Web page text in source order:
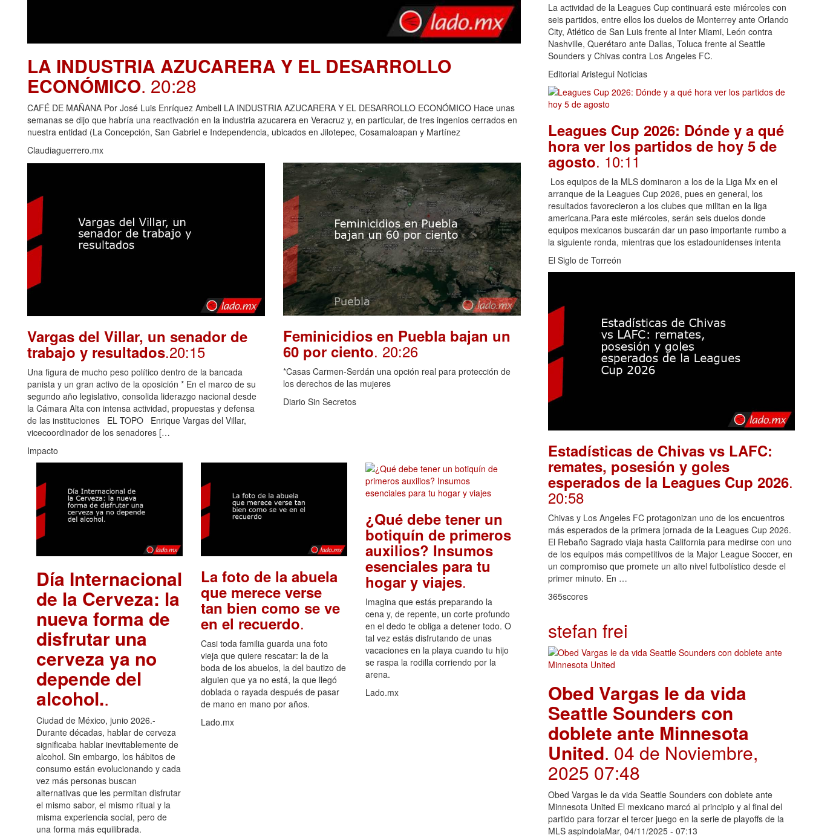
LA INDUSTRIA AZUCARERA Y EL DESARROLLO
ECONÓMICO. 20:28
CAFÉ DE MAÑANA Por José Luis Enríquez Ambell LA INDUSTRIA AZUCARERA Y EL DESARROLLO ECONÓMICO Hace unas
semanas se dijo que habría una reactivación en la industria azucarera en Veracruz y, en particular, de tres ingenios cerrados en
nuestra entidad (La Concepción, San Gabriel e Independencia, ubicados en Jilotepec, Cosamaloapan y Martínez
Claudiaguerrero.mx
Vargas del Villar, un senador de
trabajo y resultados.20:15
Una figura de mucho peso político dentro de la bancada
panista y un gran activo de la oposición * En el marco de su
segundo año legislativo, consolida liderazgo nacional desde
la Cámara Alta con intensa actividad, propuestas y defensa
de las instituciones EL TOPO Enrique Vargas del Villar,
vicecoordinador de los senadores […
Impacto
Feminicidios en Puebla bajan un
60 por ciento. 20:26
*Casas Carmen-Serdán una opción real para protección de
los derechos de las mujeres
Diario Sin Secretos
Día Internacional
de la Cerveza: la
nueva forma de
disfrutar una
cerveza ya no
depende del
alcohol..
Ciudad de México, junio 2026.-
Durante décadas, hablar de cerveza
significaba hablar inevitablemente de
alcohol. Sin embargo, los hábitos de
consumo están evolucionando y cada
vez más personas buscan
alternativas que les permitan disfrutar
el mismo sabor, el mismo ritual y la
misma experiencia social, pero de
una forma más equilibrada.
La foto de la abuela
que merece verse
tan bien como se ve
en el recuerdo.
Casi toda familia guarda una foto
vieja que quiere rescatar: la de la
boda de los abuelos, la del bautizo de
alguien que ya no está, la que llegó
doblada o rayada después de pasar
de mano en mano por años.
Lado.mx
¿Qué debe tener un
botiquín de primeros
auxilios? Insumos
esenciales para tu
hogar y viajes.
Imagina que estás preparando la
cena y, de repente, un corte profundo
en el dedo te obliga a detener todo. O
tal vez estás disfrutando de unas
vacaciones en la playa cuando tu hijo
se raspa la rodilla corriendo por la
arena.
Lado.mx
La actividad de la Leagues Cup continuará este miércoles con
seis partidos, entre ellos los duelos de Monterrey ante Orlando
City, Atlético de San Luis frente al Inter Miami, León contra
Nashville, Querétaro ante Dallas, Toluca frente al Seattle
Sounders y Chivas contra Los Angeles FC.
Editorial Aristegui Noticias
Leagues Cup 2026: Dónde y a qué
hora ver los partidos de hoy 5 de
agosto. 10:11
Los equipos de la MLS dominaron a los de la Liga Mx en el
arranque de la Leagues Cup 2026, pues en general, los
resultados favorecieron a los clubes que militan en la liga
americana.Para este miércoles, serán seis duelos donde
equipos mexicanos buscarán dar un paso importante rumbo a
la siguiente ronda, mientras que los estadounidenses intenta
El Siglo de Torreón
Estadísticas de Chivas vs LAFC:
remates, posesión y goles
esperados de la Leagues Cup 2026.
20:58
Chivas y Los Angeles FC protagonizan uno de los encuentros
más esperados de la primera jornada de la Leagues Cup 2026.
El Rebaño Sagrado viaja hasta California para medirse con uno
de los equipos más competitivos de la Major League Soccer, en
un compromiso que promete un alto nivel futbolístico desde el
primer minuto. En …
365scores
stefan frei
Obed Vargas le da vida
Seattle Sounders con
doblete ante Minnesota
United. 04 de Noviembre,
2025 07:48
Obed Vargas le da vida Seattle Sounders con doblete ante
Minnesota United El mexicano marcó al principio y al final del
partido para forzar el tercer juego en la serie de playoffs de la
MLS aspindolaMar, 04/11/2025 - 07:13